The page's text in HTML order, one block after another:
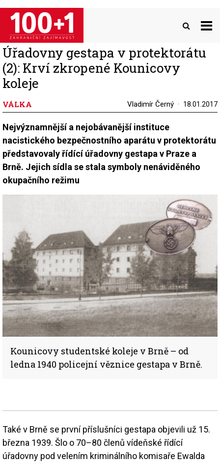
Přejít
hlavnímu
obsahu
Úřadovny gestapa v protektorátu
(2): Krví zkropené Kounicovy
koleje
VÁLKA Vladimír Černý 18.01.2017
Nejvýznamnější a nejobávanější instituce
nacistického bezpečnostního aparátu v protektorátu
představovaly řídící úřadovny gestapa v Praze a
Brně. Jejich sídla se stala symboly nenáviděného
okupačního režimu
Kounicovy studentské koleje v Brně – od
ledna 1940 policejní věznice gestapa v Brně.
Také v Brně se první příslušníci gestapa objevili už 15.
března 1939. Šlo o 70–80 členů vídeňské řídící
úřadovny pod velením kriminálního komisaře Ewalda